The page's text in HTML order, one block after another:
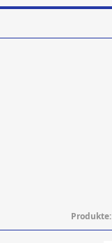
Produkte: